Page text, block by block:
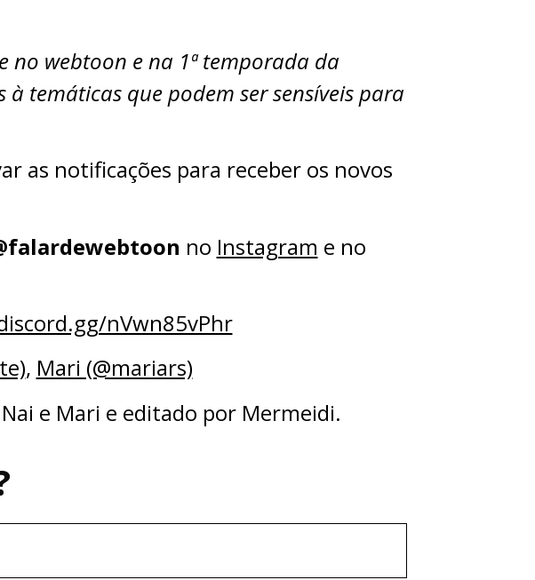
no webtoon e na 1ª temporada da
temáticas que podem ser sensíveis para
as notificações para receber os novos
no Instagram e no
nVwn85vPhr⁠⁠⁠⁠⁠⁠⁠⁠⁠⁠⁠⁠⁠
⁠⁠⁠⁠⁠, ⁠⁠⁠⁠⁠ Mari (@mariars)⁠⁠⁠⁠⁠
e Mari e editado por Mermeidi.